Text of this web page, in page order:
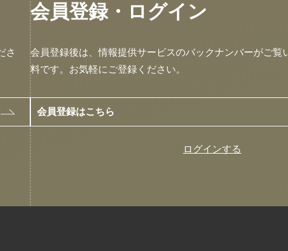
さ
会員登録・ログイン
会員登録後は、情報提供サービスのバックナンバーがご覧
料です。お気軽にご登録ください。
会員登録はこちら
ログインする